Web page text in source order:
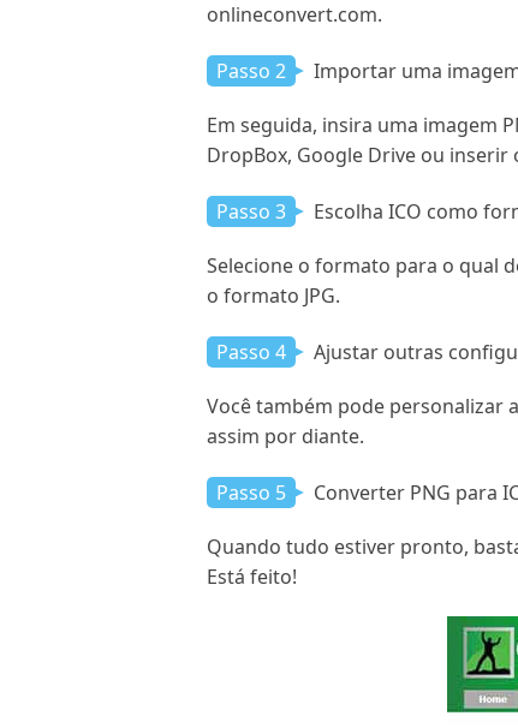
onlineconvert.com.
Passo 2 Importar uma
Em seguida, insira uma imagem
DropBox, Google Drive ou inserir
Passo 3 Escolha ICO como
Selecione o formato para o qual
o formato JPG.
Passo 4 Ajustar outras
Você também pode personalizar
assim por diante.
Passo 5 Converter PNG para
Quando tudo estiver pronto,
Está feito!